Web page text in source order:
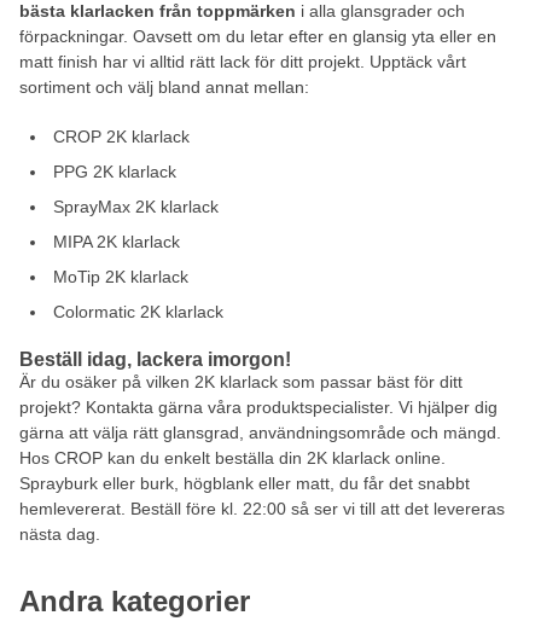
bästa klarlacken från toppmärken i alla glansgrader och
förpackningar. Oavsett om du letar efter en glansig yta eller en
matt finish har vi alltid rätt lack för ditt projekt. Upptäck vårt
sortiment och välj bland annat mellan:
CROP 2K klarlack
PPG 2K klarlack
SprayMax 2K klarlack
MIPA 2K klarlack
MoTip 2K klarlack
Colormatic 2K klarlack
Beställ idag, lackera imorgon!
Är du osäker på vilken 2K klarlack som passar bäst för ditt
projekt? Kontakta gärna våra produktspecialister. Vi hjälper dig
gärna att välja rätt glansgrad, användningsområde och mängd.
Hos CROP kan du enkelt beställa din 2K klarlack online.
Sprayburk eller burk, högblank eller matt, du får det snabbt
hemlevererat. Beställ före kl. 22:00 så ser vi till att det levereras
nästa dag.
Andra kategorier